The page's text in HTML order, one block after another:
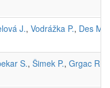
J., Vodrážka P., Des
S., Šimek P., Grgac R.